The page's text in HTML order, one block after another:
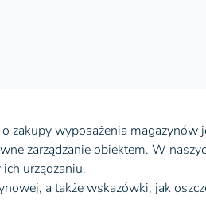
zakupy wyposażenia magazynów
zarządzanie obiektem. W
urządzaniu.
a także wskazówki, jak